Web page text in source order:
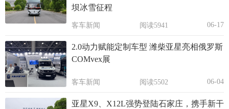
坝冰雪征程
客车新闻 阅读5941 06-17
2.0动力赋能定制车型 潍柴亚星亮相俄罗斯
COMvex展
客车新闻 阅读5502 06-04
亚星X9、X12L强势登陆石家庄，携手新干